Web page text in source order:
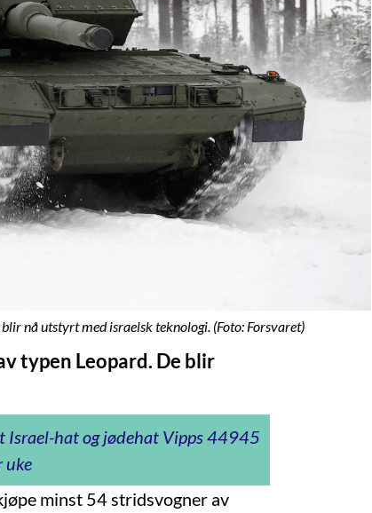
nå utstyrt med israelsk teknologi. (Foto: Forsvaret)
typen Leopard. De blir
Israel-hat og jødehat Vipps 44945
uke
minst 54 stridsvogner av